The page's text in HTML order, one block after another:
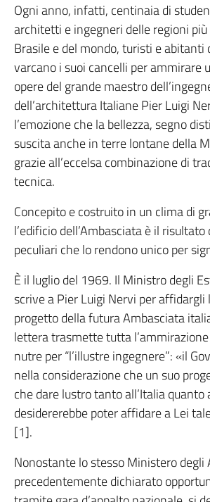
Ogni anno, infatti, centinaia di
architetti e ingegneri delle regioni
Brasile e del mondo, turisti e abitanti
varcano i suoi cancelli per ammirare
opere del grande maestro
dell’architettura Italiane Pier Luigi
l’emozione che la bellezza, segno
suscita anche in terre lontane della
grazie all’eccelsa combinazione di
tecnica.
Concepito e costruito in un clima di
l’edificio dell’Ambasciata è il
peculiari che lo rendono unico per
È il luglio del 1969. Il Ministro degli
scrive a Pier Luigi Nervi per affidargli
progetto della futura Ambasciata
lettera trasmette tutta
nutre per “l’illustre ingegnere”: «il
nella considerazione che un suo
che dare lustro tanto all’Italia quanto
desidererebbe poter affidare a Lei
[1].
Nonostante lo stesso Ministero degli
precedentemente dichiarato